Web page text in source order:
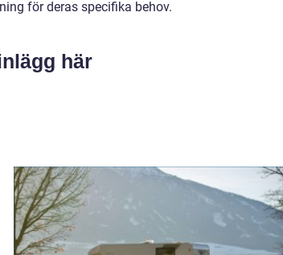
för deras specifika behov.
här